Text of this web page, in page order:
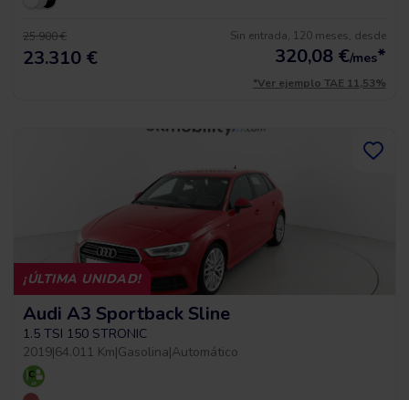
25.900 €
23.310 €
Sin entrada, 120 meses, desde
320,08 €/mes*
*Ver ejemplo TAE 11,53%
¡ÚLTIMA UNIDAD!
Audi A3 Sportback Sline
1.5 TSI 150 STRONIC
2019|64.011 Km|Gasolina|Automático